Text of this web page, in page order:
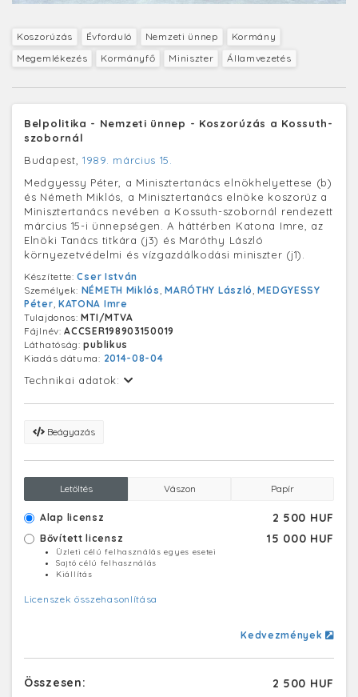
Koszorúzás Évforduló Nemzeti ünnep
Kormány
Megemlékezés
Kormányfő Miniszter Államvezetés
Belpolitika - Nemzeti ünnep - Koszorúzás a Kossuth-
szobornál
Budapest, 1989. március 15.
Medgyessy Péter, a Minisztertanács elnökhelyettese (b)
és Németh Miklós, a Minisztertanács elnöke koszorúz a
Minisztertanács nevében a Kossuth-szobornál rendezett
március 15-i ünnepségen. A háttérben Katona Imre, az
Elnöki Tanács titkára (j3) és Maróthy László
környezetvédelmi és vízgazdálkodási miniszter (j1).
Készítette:Cser István
Személyek: NÉMETH Miklós,MARÓTHY László,MEDGYESSY
Péter, KATONA Imre
Tulajdonos:MTI/MTVA
Fájlnév:ACCSER198903150019
Láthatóság:publikus
Kiadás dátuma: 2014-08-04
Technikai adatok:
Beágyazás
Letöltés Vászon Papír
Alap licensz 2 500 HUF
Bővített licensz 15 000 HUF
Üzleti célú felhasználás egyes esetei
Sajtó célú felhasználás
Kiállítás
Licenszek összehasonlítása
Kedvezmények
Összesen: 2 500 HUF